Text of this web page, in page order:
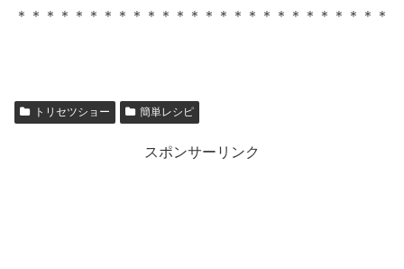
＊＊＊＊＊＊＊＊＊＊＊＊＊＊＊＊＊＊＊＊＊＊＊＊＊＊
トリセツショー 簡単レシピ
スポンサーリンク